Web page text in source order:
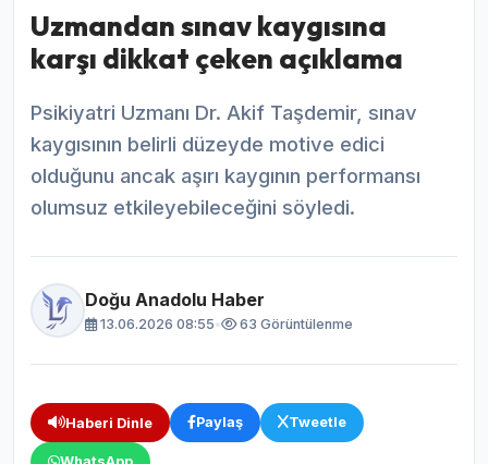
Uzmandan sınav kaygısına
karşı dikkat çeken açıklama
Psikiyatri Uzmanı Dr. Akif Taşdemir, sınav
kaygısının belirli düzeyde motive edici
olduğunu ancak aşırı kaygının performansı
olumsuz etkileyebileceğini söyledi.
Doğu Anadolu Haber
13.06.2026 08:55• 63 Görüntülenme
Haberi Dinle Paylaş Tweetle